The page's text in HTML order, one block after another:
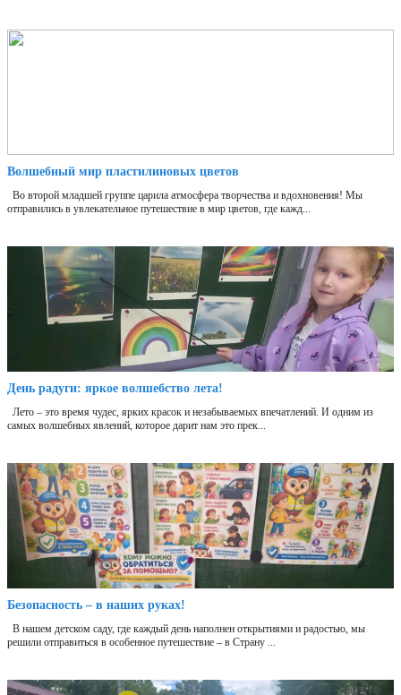
Волшебный мир пластилиновых цветов
Во второй младшей группе царила атмосфера творчества и вдохновения! Мы
отправились в увлекательное путешествие в мир цветов, где кажд...
День радуги: яркое волшебство лета!
Лето – это время чудес, ярких красок и незабываемых впечатлений. И одним из
самых волшебных явлений, которое дарит нам это прек...
Безопасность – в наших руках!
В нашем детском саду, где каждый день наполнен открытиями и радостью, мы
решили отправиться в особенное путешествие – в Страну ...